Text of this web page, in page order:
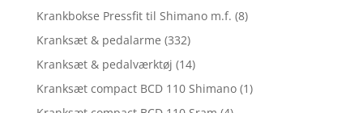
Krankbokse Pressfit til Shimano m.f. (8)
Kranksæt & pedalarme (332)
Kranksæt & pedalværktøj (14)
Kranksæt compact BCD 110 Shimano (1)